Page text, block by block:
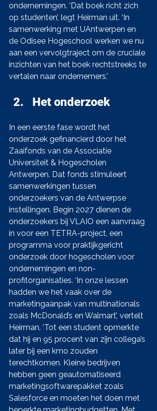
ondernemingen. ‘Dat boek richt zich
op studenten’, legt Heirman uit. ‘In
samenwerking met UAntwerpen en
de Odisee Hogeschool werken we nu
aan een vervolgtraject om de cruciale
inzichten van het boek rechtstreeks te
vertalen naar ondernemers.’
Het onderzoek
In een eerste fase wordt het
onderzoek gefinancierd door het
Zaaifonds van de Associatie
Universiteit & Hogescholen
Antwerpen. Dat fonds stimuleert
samenwerkingen tussen
onderzoekers van de Antwerpse
instellingen. Begin 2027 dienen de
onderzoekers bij VLAIO een aanvraag
in voor een TETRA-project, een
programma voor praktijkgericht
onderzoek door hogescholen voor
ondernemingen en non-
profitorganisaties. ‘In onze lessen
hadden we het vaak over de
marketingaanpak van multinationals
zoals McDonald’s en Walmart’, vertelt
Heirman. ‘Tot een student opmerkte
dat hij en 95 procent van zijn collega’s
later bij een kmo zouden
terechtkomen. Kleine bedrijven
hebben geen geautomatiseerd
marketingsoftwarepakket zoals
Salesforce en moeten het doen met